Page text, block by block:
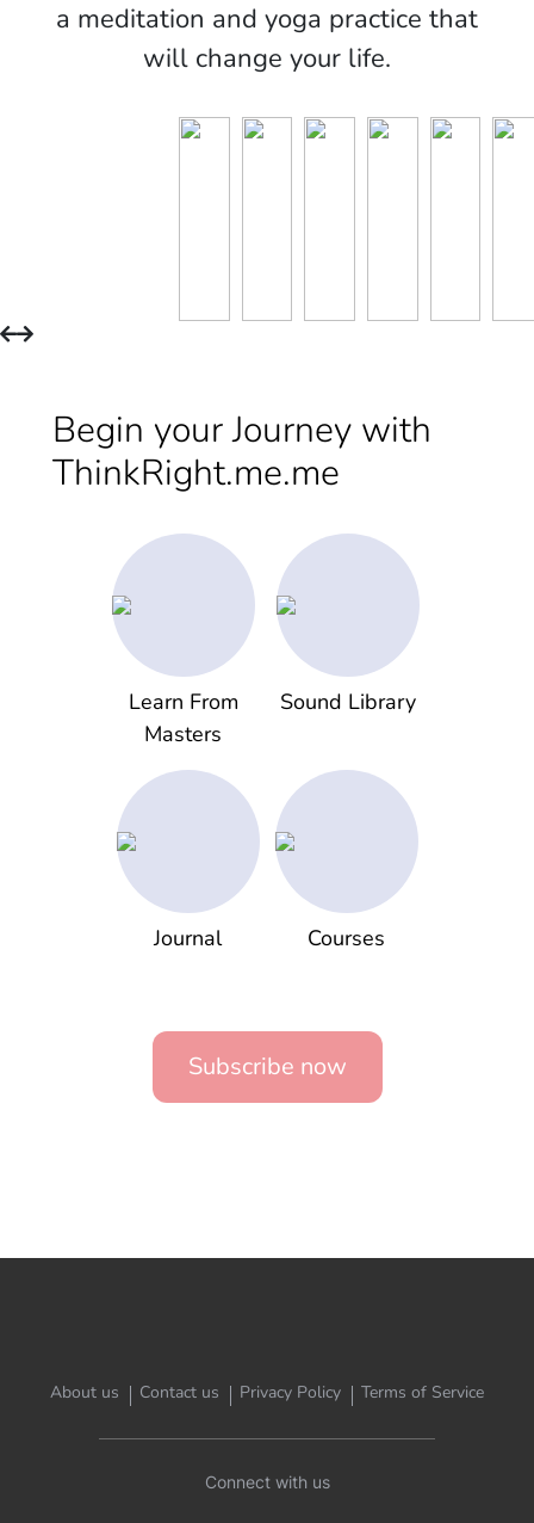
a meditation and yoga practice that
will change your life.
Begin your Journey with
ThinkRight.me.me
Learn From
Masters
Sound Library
Journal Courses
Subscribe now
About us Contact us Privacy Policy Terms of Service
Connect with us